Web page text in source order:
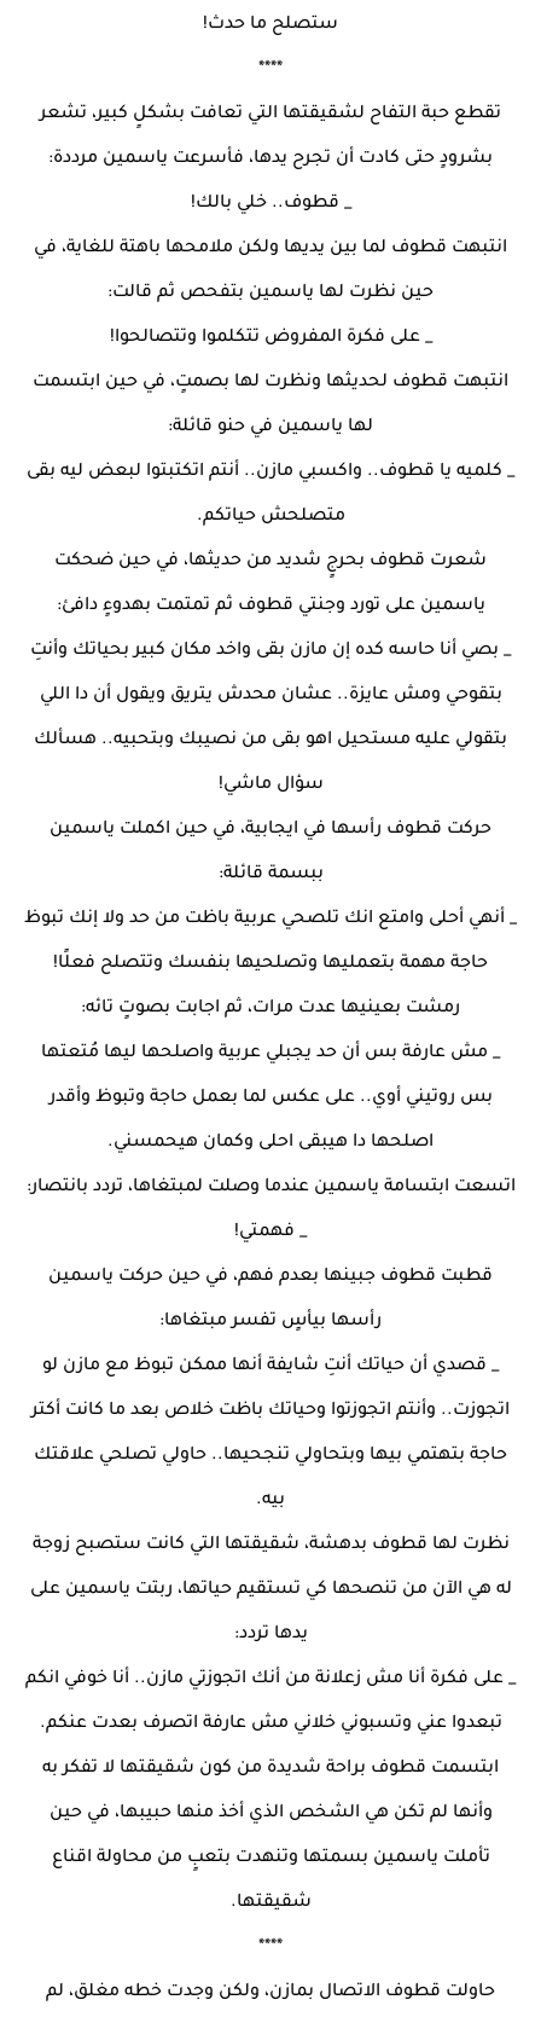
ستصلح ما حدث!
****
تقطع حبة التفاح لشقيقتها التي تعافت بشكلٍ كبير، تشعر
بشرودٍ حتى كادت أن تجرح يدها، فأسرعت ياسمين مرددة:
_ قطوف.. خلي بالك!
انتبهت قطوف لما بين يديها ولكن ملامحها باهتة للغاية، في
حين نظرت لها ياسمين بتفحص ثم قالت:
_ على فكرة المفروض تتكلموا وتتصالحوا!
انتبهت قطوف لحديثها ونظرت لها بصمتٍ، في حين ابتسمت
لها ياسمين في حنو قائلة:
_ كلميه يا قطوف.. واكسبي مازن.. أنتم اتكتبتوا لبعض ليه بقى
متصلحش حياتكم.
شعرت قطوف بحرجٍ شديد من حديثها، في حين ضحكت
ياسمين على تورد وجنتي قطوف ثم تمتمت بهدوءٍ دافئ:
_ بصي أنا حاسه كده إن مازن بقى واخد مكان كبير بحياتك وأنتِ
بتقوحي ومش عايزة.. عشان محدش يتريق ويقول أن دا اللي
بتقولي عليه مستحيل اهو بقى من نصيبك وبتحبيه.. هسألك
سؤال ماشي!
حركت قطوف رأسها في ايجابية، في حين اكملت ياسمين
ببسمة قائلة:
_ أنهي أحلى وامتع انك تلصحي عربية باظت من حد ولا إنك تبوظ
حاجة مهمة بتعمليها وتصلحيها بنفسك وتتصلح فعلًا!
رمشت بعينيها عدت مرات، ثم اجابت بصوتٍ تائه:
_ مش عارفة بس أن حد يجبلي عربية واصلحها ليها مُتعتها
بس روتيني أوي.. على عكس لما بعمل حاجة وتبوظ وأقدر
اصلحها دا هيبقى احلى وكمان هيحمسني.
اتسعت ابتسامة ياسمين عندما وصلت لمبتغاها، تردد بانتصار:
_ فهمتي!
قطبت قطوف جبينها بعدم فهم، في حين حركت ياسمين
رأسها بيأسٍ تفسر مبتغاها:
_ قصدي أن حياتك أنتِ شايفة أنها ممكن تبوظ مع مازن لو
اتجوزت.. وأنتم اتجوزتوا وحياتك باظت خلاص بعد ما كانت أكتر
حاجة بتهتمي بيها وبتحاولي تنجحيها.. حاولي تصلحي علاقتك
بيه.
نظرت لها قطوف بدهشة، شقيقتها التي كانت ستصبح زوجة
له هي الآن من تنصحها كي تستقيم حياتها، ربتت ياسمين على
يدها تردد:
_ على فكرة أنا مش زعلانة من أنك اتجوزتي مازن.. أنا خوفي انكم
تبعدوا عني وتسبوني خلاني مش عارفة اتصرف بعدت عنكم.
ابتسمت قطوف براحة شديدة من كون شقيقتها لا تفكر به
وأنها لم تكن هي الشخص الذي أخذ منها حبيبها، في حين
تأملت ياسمين بسمتها وتنهدت بتعبٍ من محاولة اقناع
شقيقتها.
****
حاولت قطوف الاتصال بمازن، ولكن وجدت خطه مغلق، لم